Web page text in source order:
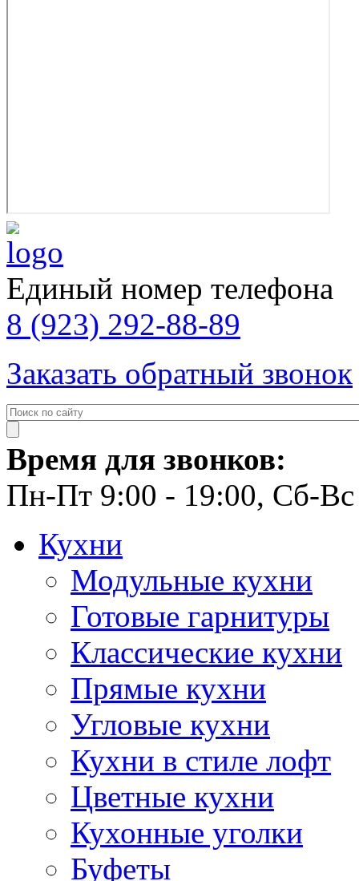
Единый номер телефона
8 (923) 292-88-89
Заказать обратный звонок
Время для звонков:
Пн-Пт 9:00 - 19:00, Сб-Вс
Кухни
Модульные кухни
Готовые гарнитуры
Классические кухни
Прямые кухни
Угловые кухни
Кухни в стиле лофт
Цветные кухни
Кухонные уголки
Буфеты